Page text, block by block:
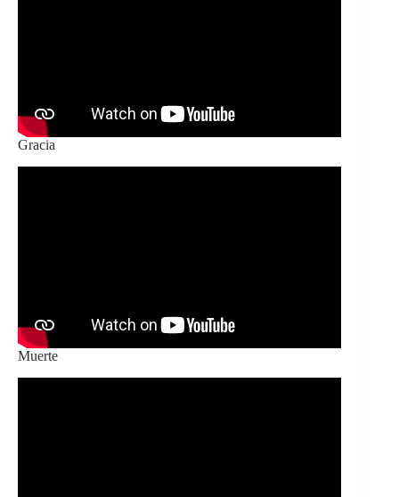
Gracia
Muerte